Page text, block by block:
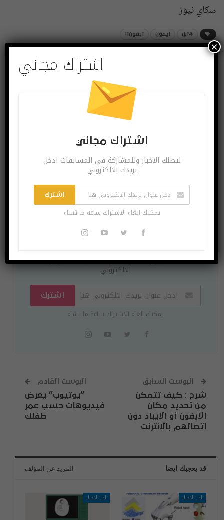
سكاي نيوز
#آبل آيفون آيفون11
Twitter
لتصلك الاخبار وللمشاركة في المسابقات ادخل بريدك
الالكتروني
اشترك
يمكنك الغاء الاشتراك ساعة ما تشاء
البوست السابق
شرح : كيف تتمكن
من تحديد مكان
الآيفون أو الآيباد دون
اتصالهم بالإنترنت
البوست القادم
“يوتيوب” يعرض
فيديوهات حسب عمر
طفلك
قد يعجبك ايضا المزيد عن المؤلف
آخر الاخبار آخر الاخبار
اشتراك مجاني
اشتراك مجاني
لتصلك الاخبار وللمشاركة في المسابقات ادخل
بريدك الالكتروني
اشترك
يمكنك الغاء الاشتراك ساعة ما تشاء
×